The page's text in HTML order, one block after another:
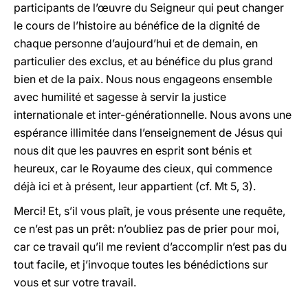
participants de l’œuvre du Seigneur qui peut changer
le cours de l’histoire au bénéfice de la dignité de
chaque personne d’aujourd’hui et de demain, en
particulier des exclus, et au bénéfice du plus grand
bien et de la paix. Nous nous engageons ensemble
avec humilité et sagesse à servir la justice
internationale et inter-générationnelle. Nous avons une
espérance illimitée dans l’enseignement de Jésus qui
nous dit que les pauvres en esprit sont bénis et
heureux, car le Royaume des cieux, qui commence
déjà ici et à présent, leur appartient (cf. Mt 5, 3).
Merci! Et, s’il vous plaît, je vous présente une requête,
ce n’est pas un prêt: n’oubliez pas de prier pour moi,
car ce travail qu’il me revient d’accomplir n’est pas du
tout facile, et j’invoque toutes les bénédictions sur
vous et sur votre travail.